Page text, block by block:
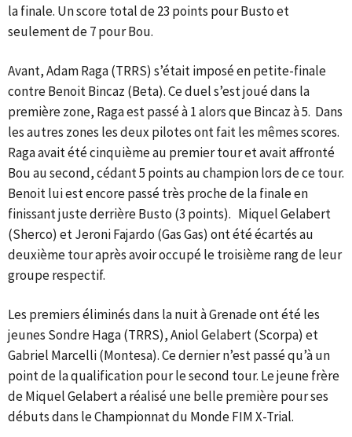
la finale. Un score total de 23 points pour Busto et
seulement de 7 pour Bou.
Avant, Adam Raga (TRRS) s’était imposé en petite-finale
contre Benoit Bincaz (Beta). Ce duel s’est joué dans la
première zone, Raga est passé à 1 alors que Bincaz à 5. Dans
les autres zones les deux pilotes ont fait les mêmes scores.
Raga avait été cinquième au premier tour et avait affronté
Bou au second, cédant 5 points au champion lors de ce tour.
Benoit lui est encore passé très proche de la finale en
finissant juste derrière Busto (3 points). Miquel Gelabert
(Sherco) et Jeroni Fajardo (Gas Gas) ont été écartés au
deuxième tour après avoir occupé le troisième rang de leur
groupe respectif.
Les premiers éliminés dans la nuit à Grenade ont été les
jeunes Sondre Haga (TRRS), Aniol Gelabert (Scorpa) et
Gabriel Marcelli (Montesa). Ce dernier n’est passé qu’à un
point de la qualification pour le second tour. Le jeune frère
de Miquel Gelabert a réalisé une belle première pour ses
débuts dans le Championnat du Monde FIM X-Trial.